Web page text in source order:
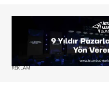
REKLAM